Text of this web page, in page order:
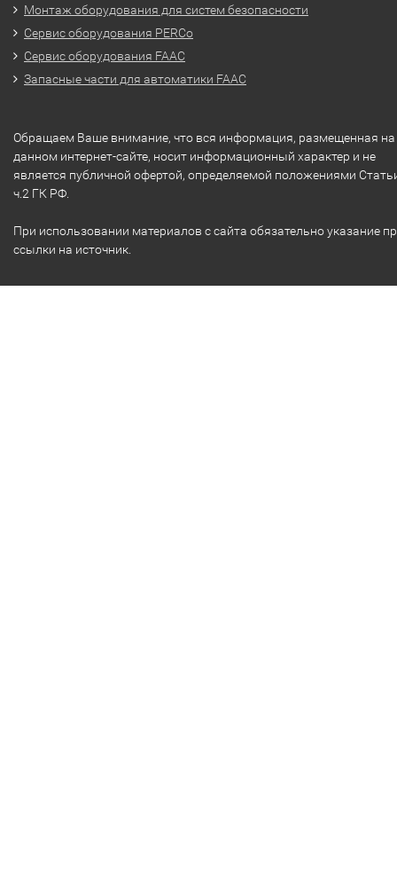
Монтаж оборудования для систем безопасности
Сервис оборудования PERCo
Сервис оборудования FAAC
Запасные части для автоматики FAAC
Обращаем Ваше внимание, что вся информация, размещенная на
данном интернет-сайте, носит информационный характер и не
является публичной офертой, определяемой положениями
ч.2 ГК РФ.
При использовании материалов с сайта обязательно указание
ссылки на источник.